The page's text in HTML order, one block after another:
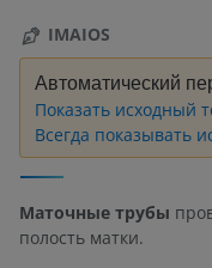
IMAIOS
Автоматический
Показать исходный
Всегда показывать
Маточные трубы
полость матки.